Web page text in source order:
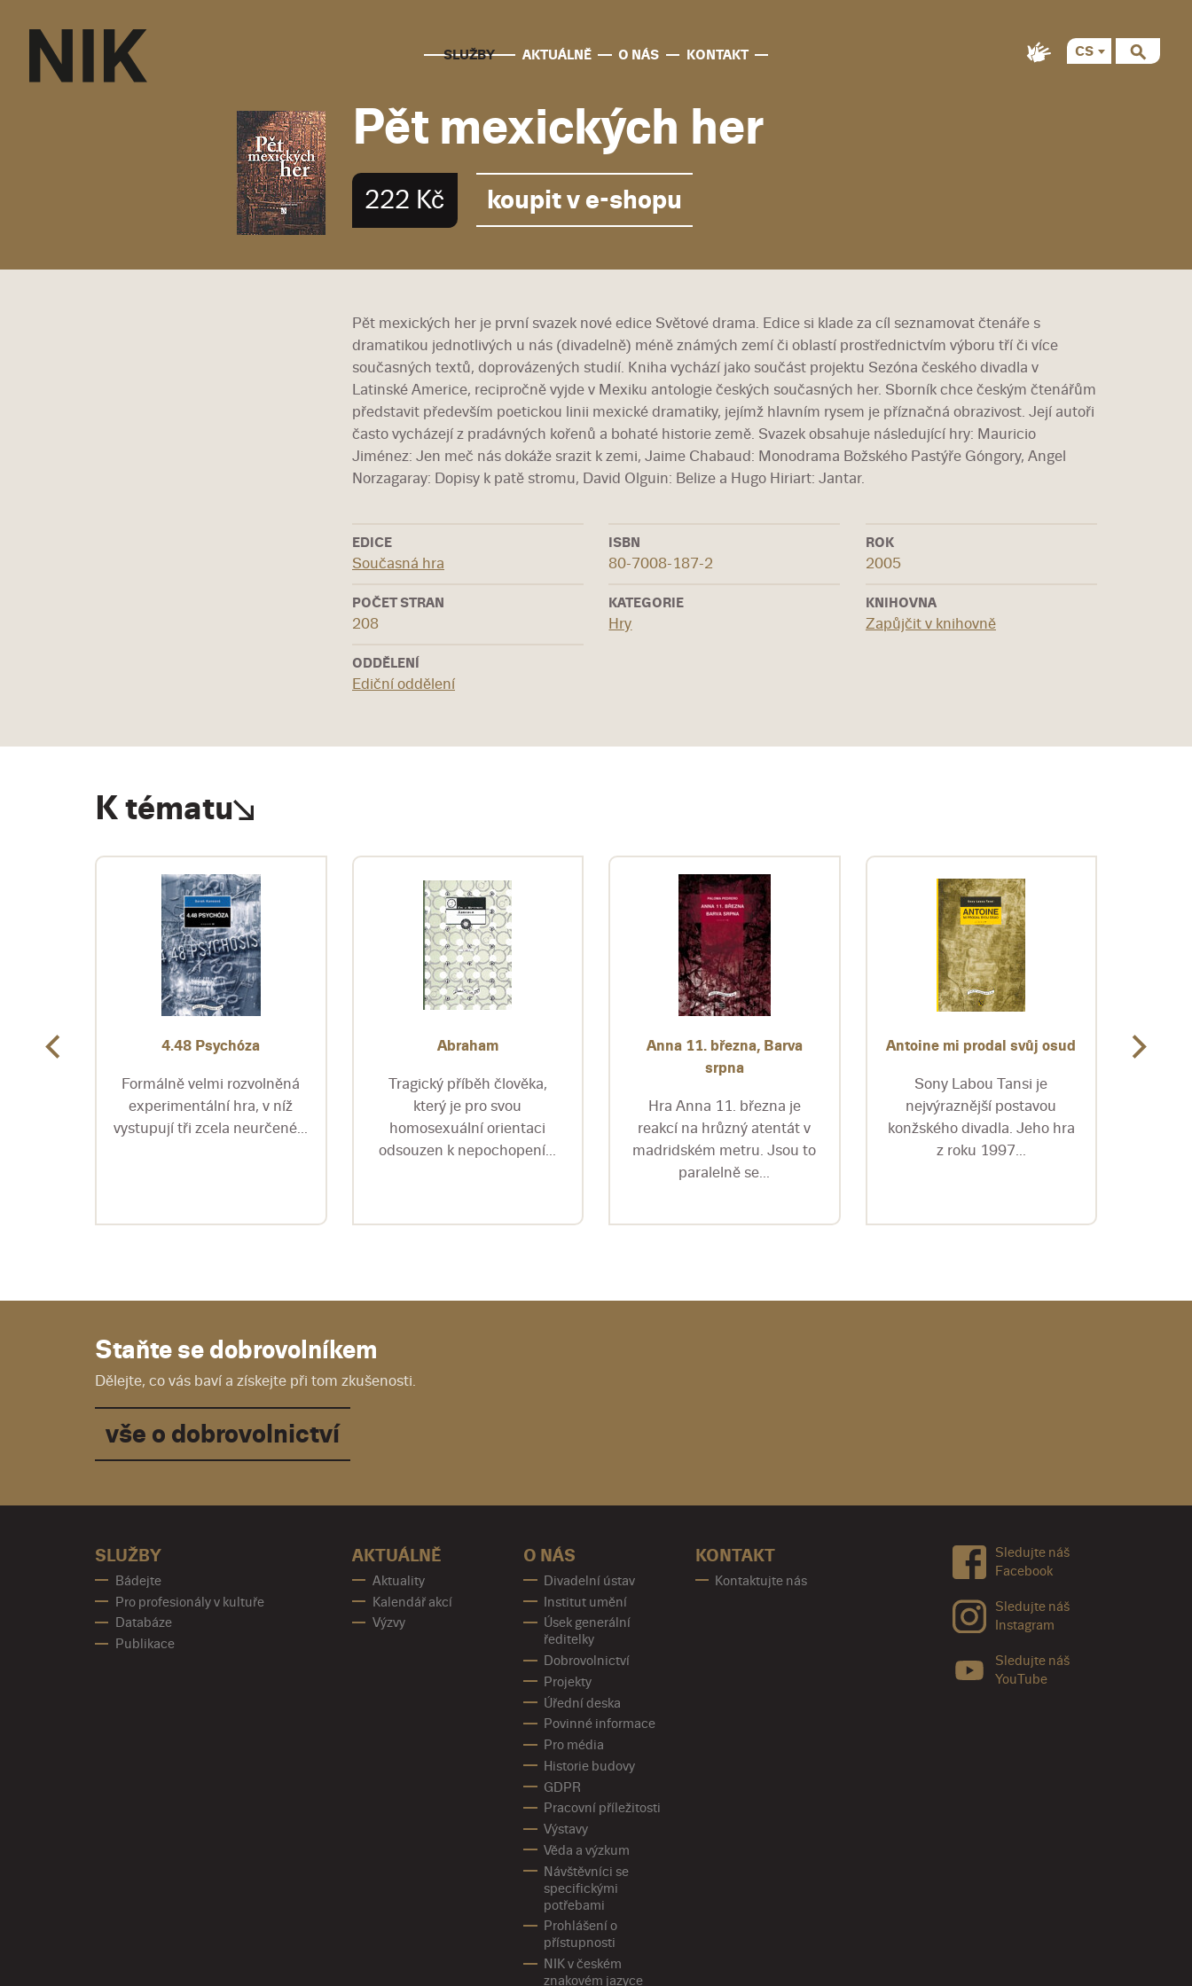
SLUŽBY AKTUÁLNĚ O NÁS KONTAKT
CS
Pět mexických her
222 Kč koupit v e-shopu
Pět mexických her je první svazek nové edice Světové drama. Edice si klade za cíl seznamovat čtenáře s
dramatikou jednotlivých u nás (divadelně) méně známých zemí či oblastí prostřednictvím výboru tří či více
současných textů, doprovázených studií. Kniha vychází jako součást projektu Sezóna českého divadla v
Latinské Americe, recipročně vyjde v Mexiku antologie českých současných her. Sborník chce českým čtenářům
představit především poetickou linii mexické dramatiky, jejímž hlavním rysem je příznačná obrazivost. Její autoři
často vycházejí z pradávných kořenů a bohaté historie země. Svazek obsahuje následující hry: Mauricio
Jiménez: Jen meč nás dokáže srazit k zemi, Jaime Chabaud: Monodrama Božského Pastýře Góngory, Angel
Norzagaray: Dopisy k patě stromu, David Olguin: Belize a Hugo Hiriart: Jantar.
EDICE
Současná hra
ISBN
80-7008-187-2
ROK
2005
POČET STRAN
208
KATEGORIE
Hry
KNIHOVNA
Zapůjčit v knihovně
ODDĚLENÍ
Ediční oddělení
K tématu
4.48 Psychóza
Formálně velmi rozvolněná
experimentální hra, v níž
vystupují tři zcela neurčené...
Abraham
Tragický příběh člověka,
který je pro svou
homosexuální orientaci
odsouzen k nepochopení...
Anna 11. března, Barva
srpna
Hra Anna 11. března je
reakcí na hrůzný atentát v
madridském metru. Jsou to
paralelně se...
Antoine mi prodal svůj osud
Sony Labou Tansi je
nejvýraznější postavou
konžského divadla. Jeho hra
z roku 1997...
Staňte se dobrovolníkem
Dělejte, co vás baví a získejte při tom zkušenosti.
vše o dobrovolnictví
SLUŽBY
Bádejte
Pro profesionály v kultuře
Databáze
Publikace
AKTUÁLNĚ
Aktuality
Kalendář akcí
Výzvy
O NÁS
Divadelní ústav
Institut umění
Úsek generální
ředitelky
Dobrovolnictví
Projekty
Úřední deska
Povinné informace
Pro média
Historie budovy
GDPR
Pracovní příležitosti
Výstavy
Věda a výzkum
Návštěvníci se
specifickými
potřebami
Prohlášení o
přístupnosti
NIK v českém
znakovém jazyce
KONTAKT
Kontaktujte nás
Sledujte náš
Facebook
Sledujte náš
Instagram
Sledujte náš
YouTube